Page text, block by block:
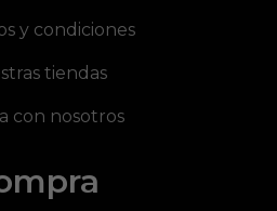
y condiciones
tiendas
con nosotros